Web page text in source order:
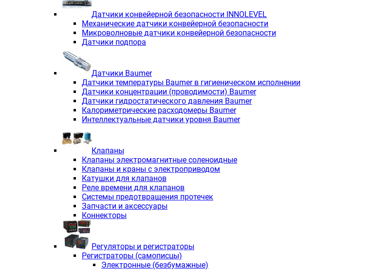
Датчики конвейерной безопасности INNOLEVEL
Механические датчики конвейерной безопасности
Микроволновые датчики конвейерной безопасности
Датчики подпора
Датчики Baumer
Датчики температуры Baumer в гигиеническом исполнении
Датчики концентрации (проводимости) Baumer
Датчики гидростатического давления Baumer
Калориметрические расходомеры Baumer
Интеллектуальные датчики уровня Baumer
Клапаны
Клапаны электромагнитные соленоидные
Клапаны и краны с электроприводом
Катушки для клапанов
Реле времени для клапанов
Системы предотвращения протечек
Запчасти и аксессуары
Коннекторы
Регуляторы и регистраторы
Регистраторы (самописцы)
Электронные (безбумажные)